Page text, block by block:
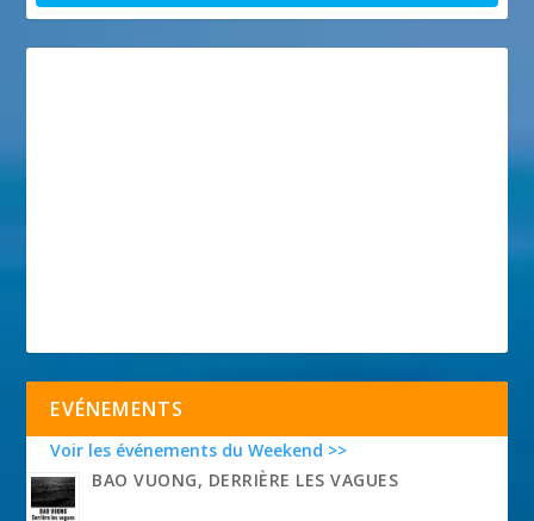
EVÉNEMENTS
Voir les événements du Weekend >>
BAO VUONG, DERRIÈRE LES VAGUES